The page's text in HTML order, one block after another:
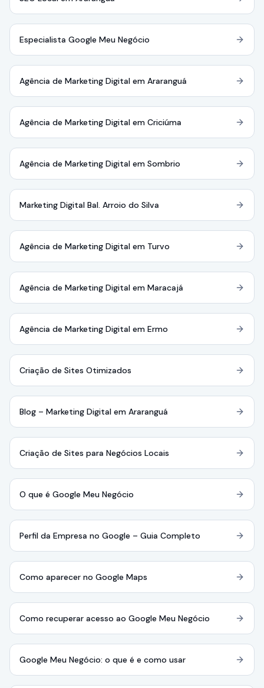
Especialista Google Meu Negócio
Agência de Marketing Digital em Araranguá
Agência de Marketing Digital em Criciúma
Agência de Marketing Digital em Sombrio
Marketing Digital Bal. Arroio do Silva
Agência de Marketing Digital em Turvo
Agência de Marketing Digital em Maracajá
Agência de Marketing Digital em Ermo
Criação de Sites Otimizados
Blog – Marketing Digital em Araranguá
Criação de Sites para Negócios Locais
O que é Google Meu Negócio
Perfil da Empresa no Google – Guia Completo
Como aparecer no Google Maps
Como recuperar acesso ao Google Meu Negócio
Google Meu Negócio: o que é e como usar